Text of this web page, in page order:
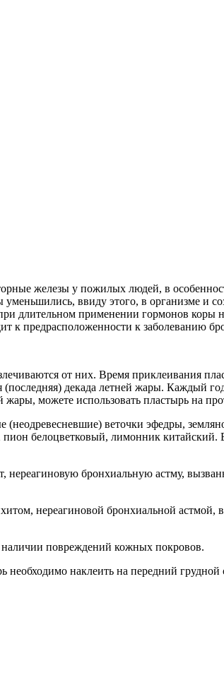
железы у пожилых людей, в
ввиду этого, в организме и
длительном применении гормонов
к предрасположенности к заболеванию
от них. Время приклеивания
декада летней жары. Каждый
можете использовать пластырь на
(неодревесневшие) веточки эфедры,
белоцветковый, лимонник
нереагиновую бронхиальную астму,
нереагиновой бронхиальной
повреждений кожных покровов.
наклеить на передний